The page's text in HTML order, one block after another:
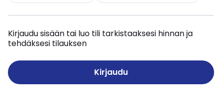
Kirjaudu sisään tai luo tili tarkistaaksesi hinnan ja
tehdäksesi tilauksen
Kirjaudu